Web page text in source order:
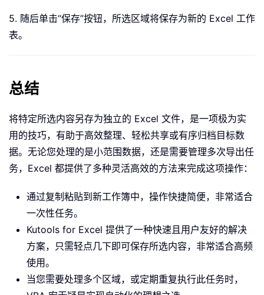
5. 随后单击“保存”按钮，所选区域将保存为新的 Excel 工作
表。
总结
将特定所选内容另存为独立的 Excel 文件，是一项极为实
用的技巧，有助于高效整理、轻松共享或有序归档目标数
据。无论您处理的是小范围数据，还是需要管理多次导出任
务，Excel 都提供了多种灵活高效的方法来完成这项操作：
通过复制粘贴到新工作簿中，操作快捷简便，非常适合
一次性任务。
Kutools for Excel 提供了一种快速且用户友好的解决
方案，只需轻点几下即可保存所选内容，非常适合高频
使用。
当您需要处理多个区域，或定期重复执行此任务时，